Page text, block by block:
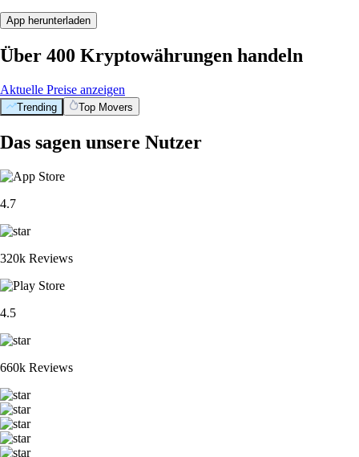
App herunterladen
Über 400 Kryptowährungen handeln
Aktuelle Preise anzeigen
Trending Top Movers
Das sagen unsere Nutzer
4.7
320k Reviews
4.5
660k Reviews